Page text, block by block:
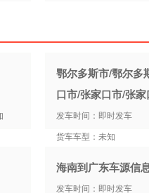
鄂尔多斯市/鄂尔多
口市/张家口市/张
发车时间：即时发车
货车车型：未知
海南到广东车源信
发车时间：即时发车